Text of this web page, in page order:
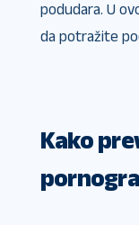
podudara. U
da potražite
Kako